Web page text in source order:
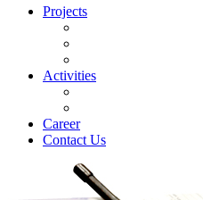
Projects
Activities
Career
Contact Us